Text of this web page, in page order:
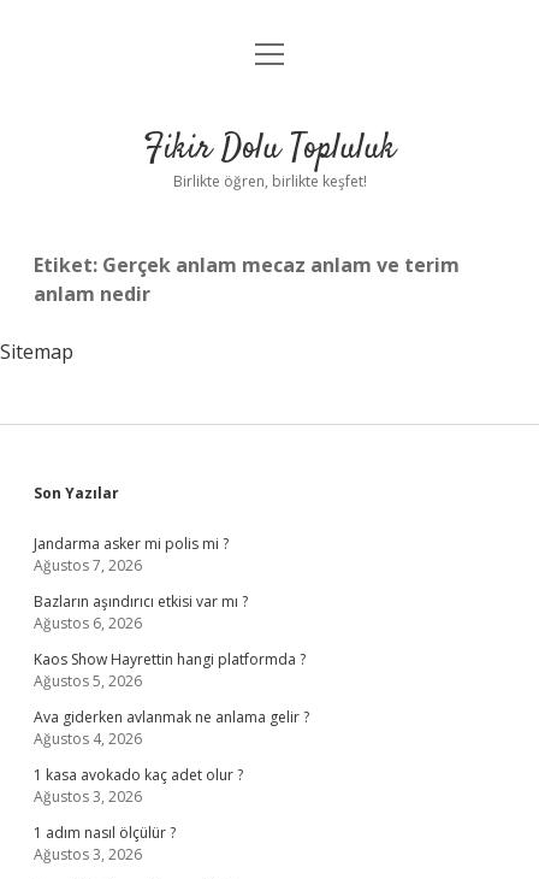
Anasayfa
Yasal Uyarı
menüyü
Fikir Dolu Topluluk
Birlikte öğren, birlikte keşfet!
Etiket: Gerçek anlam mecaz anlam ve terim
anlam nedir
Sitemap
Sidebar
Son Yazılar
Jandarma asker mi polis mi ?
Ağustos 7, 2026
Bazların aşındırıcı etkisi var mı ?
Ağustos 6, 2026
Kaos Show Hayrettin hangi platformda ?
Ağustos 5, 2026
Ava giderken avlanmak ne anlama gelir ?
Ağustos 4, 2026
1 kasa avokado kaç adet olur ?
Ağustos 3, 2026
1 adım nasıl ölçülür ?
Ağustos 3, 2026